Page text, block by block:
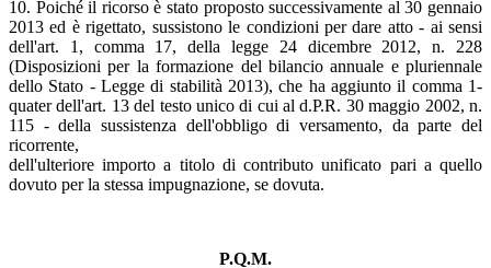
10. Poiché il ricorso è stato proposto successivamente al 30 gennaio
2013 ed è rigettato, sussistono le condizioni per dare atto - ai sensi
dell'art. 1, comma 17, della legge 24 dicembre 2012, n. 228
(Disposizioni per la formazione del bilancio annuale e pluriennale
dello Stato - Legge di stabilità 2013), che ha aggiunto il comma 1-
quater dell'art. 13 del testo unico di cui al d.P.R. 30 maggio 2002, n.
115 - della sussistenza dell'obbligo di versamento, da parte del
ricorrente,
dell'ulteriore importo a titolo di contributo unificato pari a quello
dovuto per la stessa impugnazione, se dovuta.
P.Q.M.